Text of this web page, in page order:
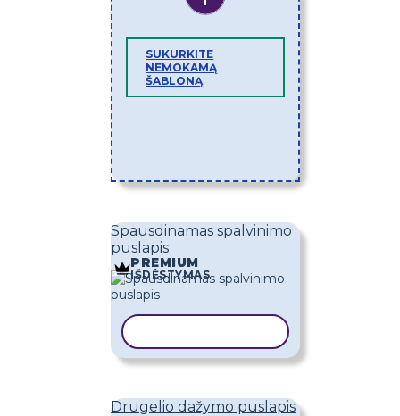
SUKURKITE
NEMOKAMĄ
ŠABLONĄ
Spausdinamas spalvinimo
puslapis
PREMIUM
IŠDĖSTYMAS
Drugelio dažymo puslapis